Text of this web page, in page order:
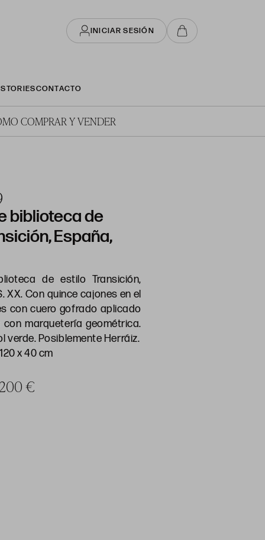
INICIAR SESIÓN
STORIESCONTACTO
COMPRAR Y VENDER
biblioteca de
España,
de estilo Transición,
XX. Con quince cajones en el
con cuero gofrado aplicado
marquetería geométrica.
verde. Posiblemente Herráiz.
x 40 cm
€